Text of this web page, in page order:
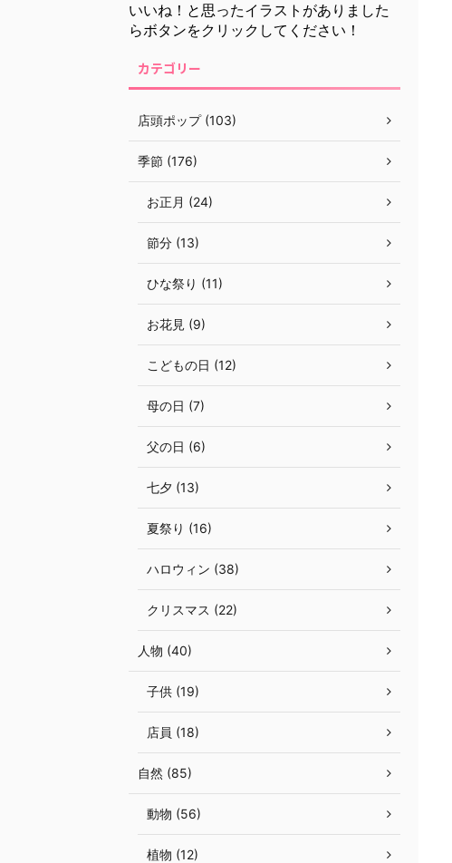
いいね！と思ったイラストがありました
らボタンをクリックしてください！
カテゴリー
店頭ポップ (103)
季節 (176)
お正月 (24)
節分 (13)
ひな祭り (11)
お花見 (9)
こどもの日 (12)
母の日 (7)
父の日 (6)
七夕 (13)
夏祭り (16)
ハロウィン (38)
クリスマス (22)
人物 (40)
子供 (19)
店員 (18)
自然 (85)
動物 (56)
植物 (12)